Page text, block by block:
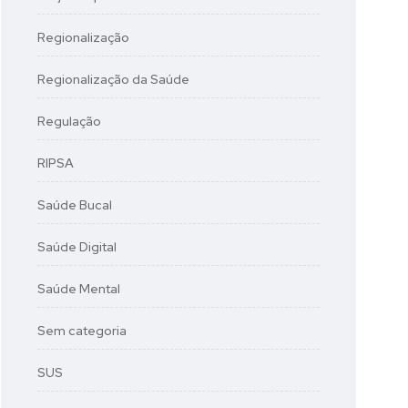
Regionalização
Regionalização da Saúde
Regulação
RIPSA
Saúde Bucal
Saúde Digital
Saúde Mental
Sem categoria
SUS